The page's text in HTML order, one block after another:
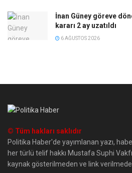
İnan Güney göreve
kararı 2 ay uzatıldı
6 AĞUSTOS 2026
© Tüm hakları saklıdır
Politika Haber'de yayımlanan yazı,
her türlü telif hakkı Mustafa Suphi
kaynak gösterilmeden ve link